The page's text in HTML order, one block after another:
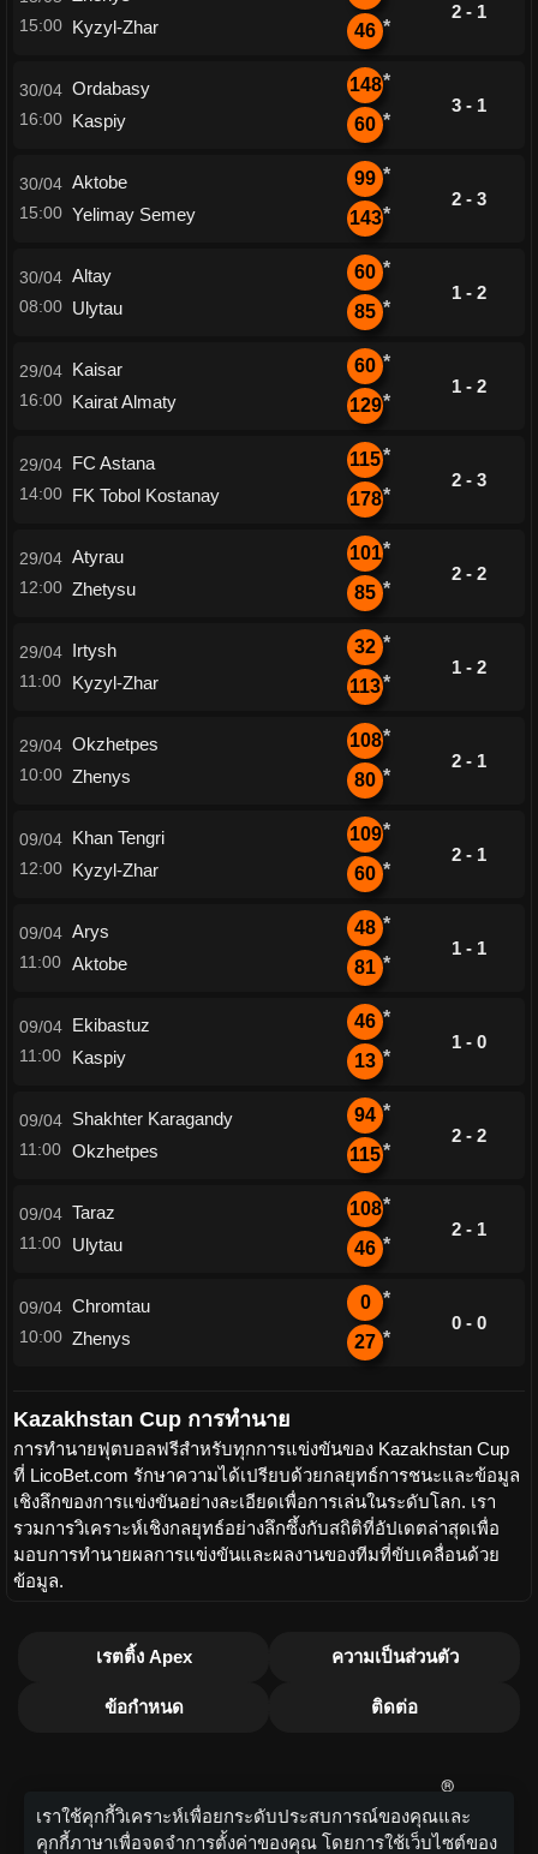
15:00 Kyzyl-Zhar
46 *
2 - 1
30/04
16:00
Ordabasy
Kaspiy
148*
60 *
3 - 1
30/04
15:00
Aktobe
Yelimay Semey
99 *
143*
2 - 3
30/04
08:00
Altay
Ulytau
60 *
85 *
1 - 2
29/04
16:00
Kaisar
Kairat Almaty
60 *
129*
1 - 2
29/04
14:00
FC Astana
FK Tobol Kostanay
115*
178*
2 - 3
29/04
12:00
Atyrau
Zhetysu
101*
85 *
2 - 2
29/04
11:00
Irtysh
Kyzyl-Zhar
32 *
113*
1 - 2
29/04
10:00
Okzhetpes
Zhenys
108*
80 *
2 - 1
09/04
12:00
Khan Tengri
Kyzyl-Zhar
109*
60 *
2 - 1
09/04
11:00
Arys
Aktobe
48 *
81 *
1 - 1
09/04
11:00
Ekibastuz
Kaspiy
46 *
13 *
1 - 0
09/04
11:00
Shakhter Karagandy
Okzhetpes
94 *
115*
2 - 2
09/04
11:00
Taraz
Ulytau
108*
46 *
2 - 1
09/04
10:00
Chromtau
Zhenys
0 *
27 *
0 - 0
Kazakhstan Cup การทำนาย
การทำนายฟุตบอลฟรีสำหรับทุกการแข่งขันของ Kazakhstan Cup
ที่ LicoBet.com รักษาความได้เปรียบด้วยกลยุทธ์การชนะและข้อมูล
เชิงลึกของการแข่งขันอย่างละเอียดเพื่อการเล่นในระดับโลก. เรา
รวมการวิเคราะห์เชิงกลยุทธ์อย่างลึกซึ้งกับสถิติที่อัปเดตล่าสุดเพื่อ
มอบการทำนายผลการแข่งขันและผลงานของทีมที่ขับเคลื่อนด้วย
ข้อมูล.
เรตติ้ง Apex ความเป็นส่วนตัว
ข้อกำหนด ติดต่อ
เราใช้คุกกี้วิเคราะห์เพื่อยกระดับประสบการณ์ของคุณและ
คุกกี้ภาษาเพื่อจดจำการตั้งค่าของคุณ โดยการใช้เว็บไซต์ของ